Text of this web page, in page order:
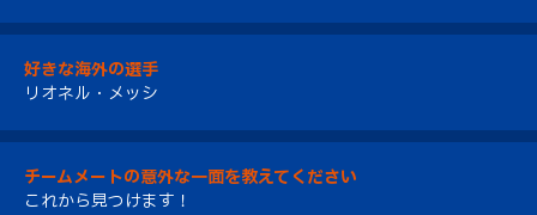
好きな海外の選手
リオネル・メッシ
チームメートの意外な一面を教えてください
これから見つけます！